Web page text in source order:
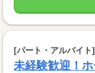
[パート・アルバイト]
未経験歓迎！